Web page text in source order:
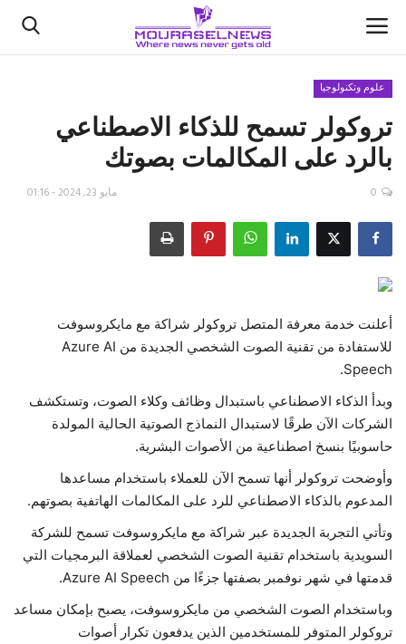
الأخبار
كتّابنا
اقتصاد
رياضة
فيديو
حياة
علوم وتكنولوجيا
تروكولر تسمح للذكاء الاصطناعي
بالرد على المكالمات بصوتك
مايو 23, 2024 - 01:16 0
أعلنت خدمة معرفة المتصل تروكولر شراكة مع مايكروسوفت
للاستفادة من تقنية الصوت الشخصي الجديدة من Azure AI
Speech.
وبدأ الذكاء الاصطناعي باستبدال وظائف وكلاء الصوت، وتستكشف
الشركات الآن طرقًا لاستبدال النماذج الصوتية الحالية المولدة
حاسوبيًا بنسخ اصطناعية من الأصوات البشرية.
وأوضحت تروكولر أنها تسمح الآن للعملاء باستخدام مساعدها
المدعوم بالذكاء الاصطناعي للرد على المكالمات الهاتفية بصوتهم.
وتأتي التجربة الجديدة عبر شراكة مع مايكروسوفت تسمح للشركة
السويدية باستخدام تقنية الصوت الشخصي لعملاقة البرمجيات التي
قدمتها في شهر نوفمبر بصفتها جزءًا من Azure AI Speech.
وباستخدام الصوت الشخصي من مايكروسوفت، يصبح بإمكان مساعد
تروكولر المتوفر للمستخدمين الذين يدفعون تكرار أصوات